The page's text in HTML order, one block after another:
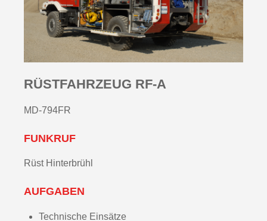
RÜSTFAHRZEUG RF-A
MD-794FR
FUNKRUF
Rüst Hinterbrühl
AUFGABEN
Technische Einsätze